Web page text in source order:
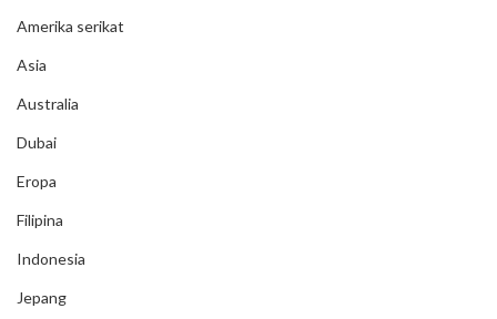
Amerika serikat
Asia
Australia
Dubai
Eropa
Filipina
Indonesia
Jepang